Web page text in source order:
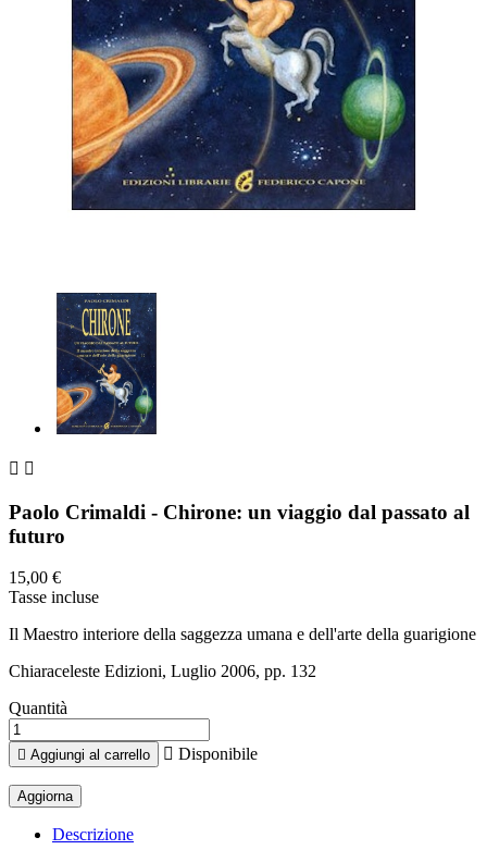
 
Paolo Crimaldi - Chirone: un viaggio dal passato al
futuro
15,00 €
Tasse incluse
Il Maestro interiore della saggezza umana e dell'arte della guarigione
Chiaraceleste Edizioni, Luglio 2006, pp. 132
Quantità
 Aggiungi al carrello  Disponibile
Descrizione